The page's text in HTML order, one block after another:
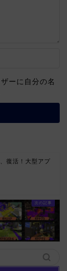
ーに自分の名
復活！大型アプ